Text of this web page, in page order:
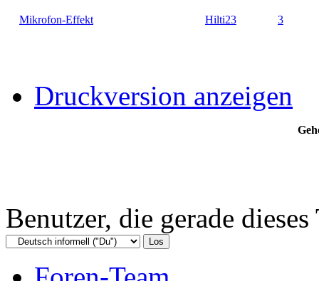
Mikrofon-Effekt Hilti23 3
Druckversion anzeigen
Benutzer, die gerade